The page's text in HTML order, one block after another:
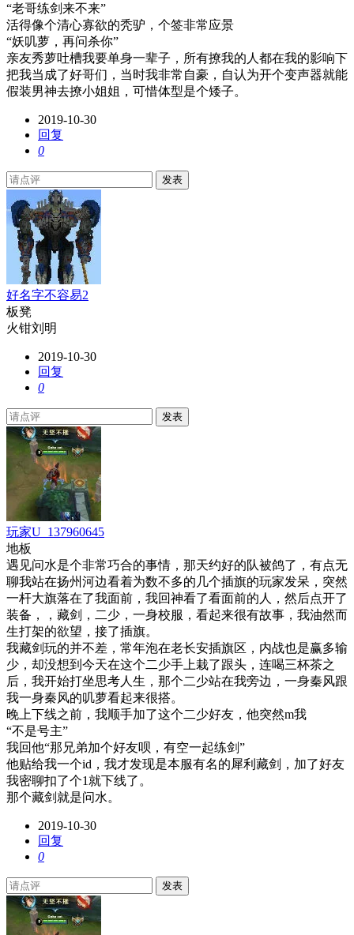
“老哥练剑来不来”
活得像个清心寡欲的秃驴，个签非常应景
“妖叽萝，再问杀你”
亲友秀萝吐槽我要单身一辈子，所有撩我的人都在我的影响下
把我当成了好哥们，当时我非常自豪，自认为开个变声器就能
假装男神去撩小姐姐，可惜体型是个矮子。
2019-10-30
回复
0
发表
好名字不容易2
板凳
火钳刘明
2019-10-30
回复
0
发表
玩家U_137960645
地板
遇见问水是个非常巧合的事情，那天约好的队被鸽了，有点无
聊我站在扬州河边看着为数不多的几个插旗的玩家发呆，突然
一杆大旗落在了我面前，我回神看了看面前的人，然后点开了
装备，，藏剑，二少，一身校服，看起来很有故事，我油然而
生打架的欲望，接了插旗。
我藏剑玩的并不差，常年泡在老长安插旗区，内战也是赢多输
少，却没想到今天在这个二少手上栽了跟头，连喝三杯茶之
后，我开始打坐思考人生，那个二少站在我旁边，一身秦风跟
我一身秦风的叽萝看起来很搭。
晚上下线之前，我顺手加了这个二少好友，他突然m我
“不是号主”
我回他“那兄弟加个好友呗，有空一起练剑”
他贴给我一个id，我才发现是本服有名的犀利藏剑，加了好友
我密聊扣了个1就下线了。
那个藏剑就是问水。
2019-10-30
回复
0
发表